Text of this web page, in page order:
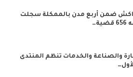
: مراكش ضمن أربع مدن بالممكلة سجلت
والصناعة والخدمات تنظم المنتدى